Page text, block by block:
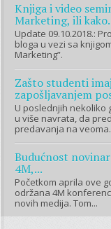
Knjiga i video
Marketing, ili
Update 09.10.2018.:
bloga u vezi sa
Marketing”.
Zašto studenti
zapošljavanjem
U poslednjih nekoliko
u više navrata, da
predavanja na
Budućnost
4M,...
Početkom aprila ove
održana 4M
novih medija. Tom...